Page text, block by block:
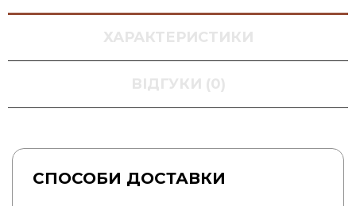
ХАРАКТЕРИСТИКИ
ВІДГУКИ (0)
СПОСОБИ ДОСТАВКИ